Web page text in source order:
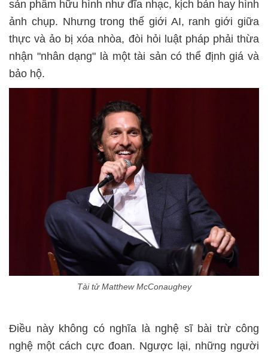
sản phẩm hữu hình như đĩa nhạc, kịch bản hay hình
ảnh chụp. Nhưng trong thế giới AI, ranh giới giữa
thực và ảo bị xóa nhòa, đòi hỏi luật pháp phải thừa
nhận "nhân dạng" là một tài sản có thể định giá và
bảo hộ.
Tài tử Matthew McConaughey
Điều này không có nghĩa là nghệ sĩ bài trừ công
nghệ một cách cực đoan. Ngược lại, những người